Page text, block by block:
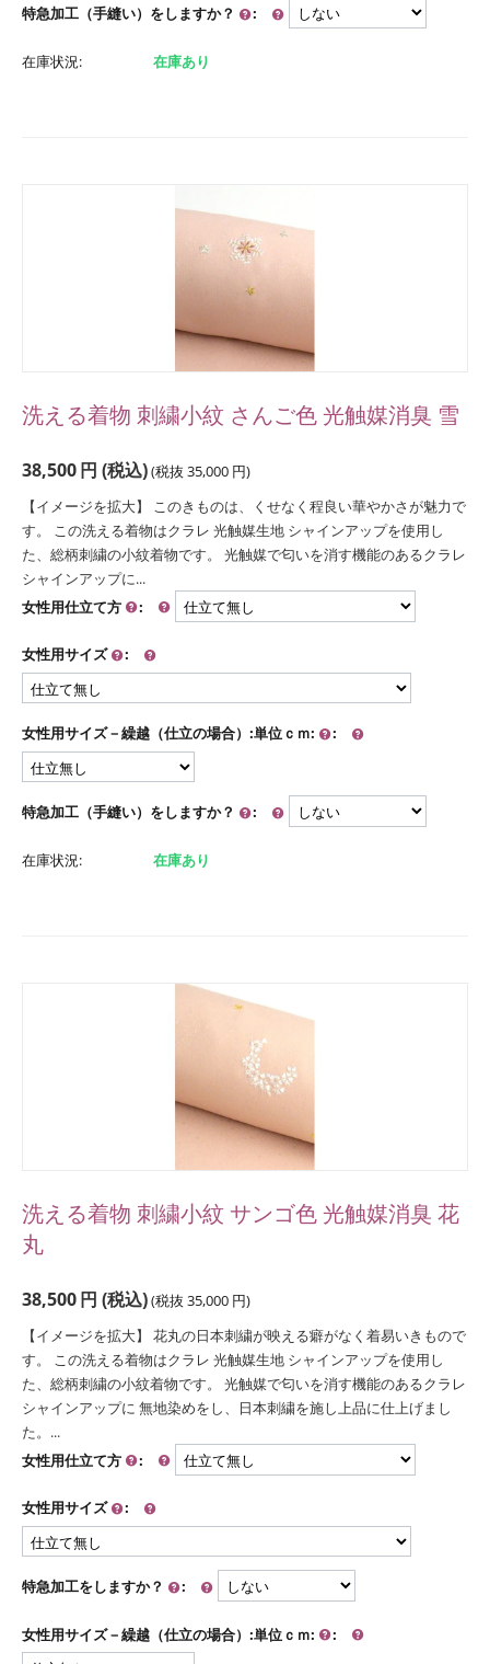
特急加工（手縫い）をしますか？ :
在庫状況: 在庫あり
洗える着物 刺繍小紋 さんご色 光触媒消臭 雪
38,500円 (税込)(税抜 35,000 円)
【イメージを拡大】 このきものは、くせなく程良い華やかさが魅力で
す。 この洗える着物はクラレ 光触媒生地 シャインアップを使用し
た、総柄刺繍の小紋着物です。 光触媒で匂いを消す機能のあるクラレ
シャインアップに...
女性用仕立て方
:
女性用サイズ :
女性用サイズ－繰越（仕立の場合）:単位ｃｍ: :
特急加工（手縫い）をしますか？ :
在庫状況: 在庫あり
洗える着物 刺繍小紋 サンゴ色 光触媒消臭 花
丸
38,500円 (税込)(税抜 35,000 円)
【イメージを拡大】 花丸の日本刺繍が映える癖がなく着易いきもので
す。 この洗える着物はクラレ 光触媒生地 シャインアップを使用し
た、総柄刺繍の小紋着物です。 光触媒で匂いを消す機能のあるクラレ
シャインアップに 無地染めをし、日本刺繍を施し上品に仕上げまし
た。...
女性用仕立て方
:
女性用サイズ :
特急加工をしますか？ :
女性用サイズ－繰越（仕立の場合）:単位ｃｍ: :